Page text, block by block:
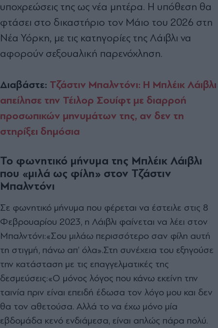
υποχρεώσεις της ως νέα μητέρα. Η υπόθεση θα
φτάσει στο δικαστήριο τον Μάιο του 2026 στη
Νέα Υόρκη, με τις κατηγορίες της Λάιβλι να
αφορούν σεξουαλική παρενόχληση.
Διαβάστε: Τζάστιν Μπαλντόνι: Η Μπλέικ Λάιβλι
απείλησε την Τέιλορ Σουίφτ με διαρροή
προσωπικών μηνυμάτων της, αν δεν τη
στηρίξει δημόσια
Το φωνητικό μήνυμα της Μπλέικ Λάιβλι
που «μιλά ως φίλη» στον Τζάστιν
Μπαλντόνι
Σε φωνητικό μήνυμα που φέρεται να έστειλε στις 8
Φεβρουαρίου 2023, η Λάιβλι φαίνεται να λέει στον
Μπαλντόνι:«Σου μιλάω περισσότερο σαν φίλη αυτή
τη στιγμή, πάνω απ’ όλα».Στη συνέχεια του εξηγούσε
την κατάσταση με τις επαγγελματικές της
δεσμεύσεις:«Ο μόνος λόγος που κάνω εκείνη την
ταινία πριν είναι επειδή έδωσα τον λόγο μου και δεν
θα τον αθετούσα. Αλλά το να έχω μόνο μία
εβδομάδα κενό ενδιάμεσα, είναι απλώς πάρα πολύ.